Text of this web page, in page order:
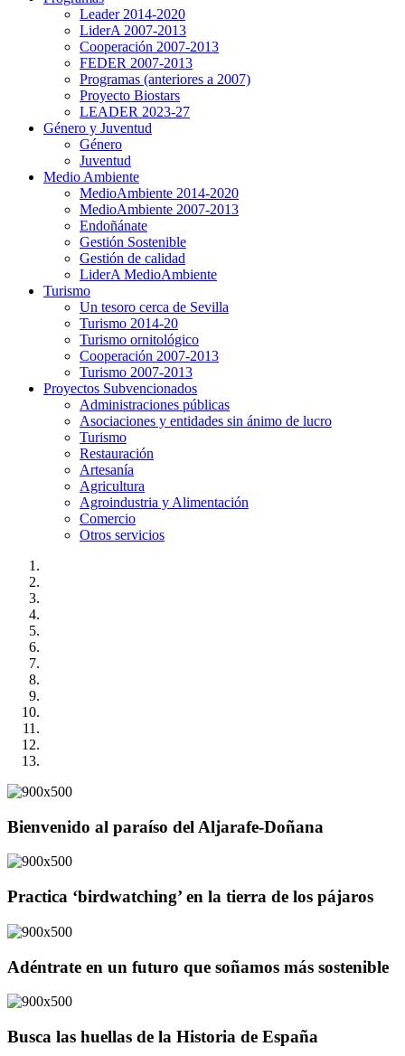
Leader 2014-2020
LiderA 2007-2013
Cooperación 2007-2013
FEDER 2007-2013
Programas (anteriores a 2007)
Proyecto Biostars
LEADER 2023-27
Género y Juventud
Género
Juventud
Medio Ambiente
MedioAmbiente 2014-2020
MedioAmbiente 2007-2013
Endoñánate
Gestión Sostenible
Gestión de calidad
LiderA MedioAmbiente
Turismo
Un tesoro cerca de Sevilla
Turismo 2014-20
Turismo ornitológico
Cooperación 2007-2013
Turismo 2007-2013
Proyectos Subvencionados
Administraciones públicas
Asociaciones y entidades sin ánimo de lucro
Turismo
Restauración
Artesanía
Agricultura
Agroindustria y Alimentación
Comercio
Otros servicios
Bienvenido al paraíso del Aljarafe-Doñana
Practica ‘birdwatching’ en la tierra de los pájaros
Adéntrate en un futuro que soñamos más sostenible
Busca las huellas de la Historia de España